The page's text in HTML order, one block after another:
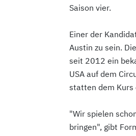
Saison vier.
Einer der
Austin zu sein.
seit 2012 ein
USA auf dem
statten dem Kurs
"Wir spielen
bringen", gibt